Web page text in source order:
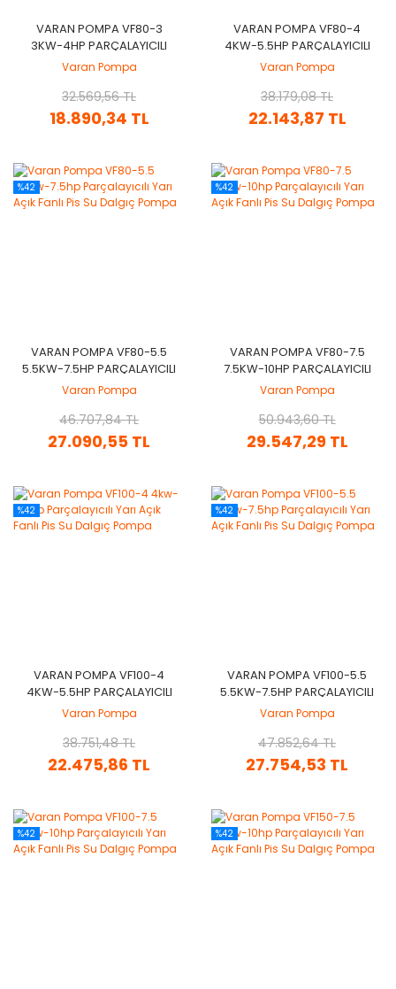
VARAN POMPA VF80-3
3KW-4HP PARÇALAYICILI
YARI AÇIK FANLI PIS SU
DALGIÇ POMPA
Varan Pompa
18.890,34 TL
32.569,56 TL
VARAN POMPA VF80-4
4KW-5.5HP PARÇALAYICILI
YARI AÇIK FANLI PIS SU
DALGIÇ POMPA
Varan Pompa
22.143,87 TL
38.179,08 TL
%42
VARAN POMPA VF80-5.5
5.5KW-7.5HP PARÇALAYICILI
YARI AÇIK FANLI PIS SU
DALGIÇ POMPA
Varan Pompa
27.090,55 TL
46.707,84 TL
%42
VARAN POMPA VF80-7.5
7.5KW-10HP PARÇALAYICILI
YARI AÇIK FANLI PIS SU
DALGIÇ POMPA
Varan Pompa
29.547,29 TL
50.943,60 TL
%42
VARAN POMPA VF100-4
4KW-5.5HP PARÇALAYICILI
YARI AÇIK FANLI PIS SU
DALGIÇ POMPA
Varan Pompa
22.475,86 TL
38.751,48 TL
%42
VARAN POMPA VF100-5.5
5.5KW-7.5HP PARÇALAYICILI
YARI AÇIK FANLI PIS SU
DALGIÇ POMPA
Varan Pompa
27.754,53 TL
47.852,64 TL
%42 %42